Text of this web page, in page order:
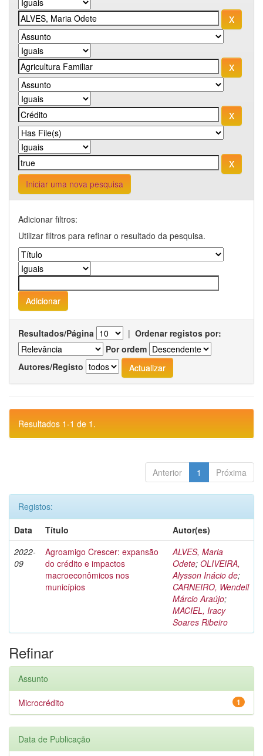
Iniciar uma nova pesquisa
Adicionar filtros:
Utilizar filtros para refinar o resultado da pesquisa.
Resultados/Página | Ordenar registos por:
Por ordem
Autores/Registo
Resultados 1-1 de 1.
Anterior 1 Próxima
Registos:
Data
Título
Autor(es)
2022-
09
Agroamigo Crescer: expansão
do crédito e impactos
macroeconômicos nos
municípios
ALVES, Maria
Odete; OLIVEIRA,
Alysson Inácio de;
CARNEIRO, Wendell
Márcio Araújo;
MACIEL, Iracy
Soares Ribeiro
Refinar
Assunto
1
Microcrédito
Data de Publicação